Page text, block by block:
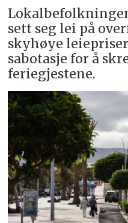
sett seg lei på
skyhøye
sabotasje for å
feriegjestene.